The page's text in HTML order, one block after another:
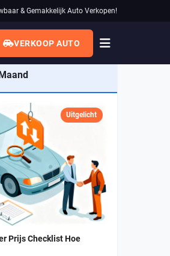
& Gemakkelijk Auto Verkopen!
VERKOOP AUTO
Uitgelicht
Prijs Checklist Hoe